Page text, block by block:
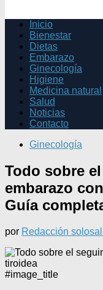
Inicio
Bienestar
Dietas
Embarazo
Ginecología
Higiene
Medicina natural
Salud
Noticias
Contacto
Ginecología
Todo sobre
embarazo
Guía
por Redacción
#image_title